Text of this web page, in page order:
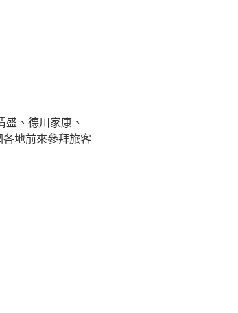
、德川家康、
地前來參拜旅客